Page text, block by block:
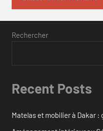
Rechercher
Recent Posts
Matelas et mobilier à Dakar